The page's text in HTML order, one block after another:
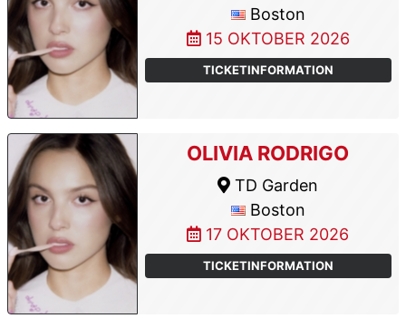
Boston
15 OKTOBER 2026
TICKETINFORMATION
OLIVIA RODRIGO
TD Garden
Boston
17 OKTOBER 2026
TICKETINFORMATION